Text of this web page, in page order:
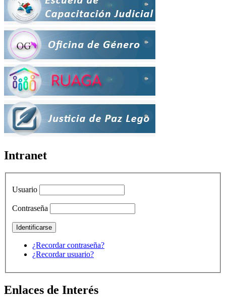
Intranet
Usuario
Contraseña
¿Recordar contraseña?
¿Recordar usuario?
Enlaces de Interés